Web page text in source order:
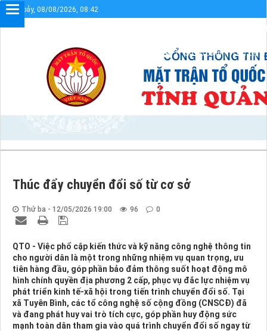
Thứ bảy, 08/08/2026, 08:42
Chào mừng bạn đến với Cổng thông tin điện tử UBMTTQVN tỉnh
Sơ đồ cổng Liên kết
Thúc đẩy chuyển đổi số từ cơ sở
Thứ ba - 12/05/2026 19:00 96 0
QTO - Việc phổ cập kiến thức và kỹ năng công nghệ thông tin
cho người dân là một trong những nhiệm vụ quan trọng, ưu
tiên hàng đầu, góp phần bảo đảm thông suốt hoạt động mô
hình chính quyền địa phương 2 cấp, phục vụ đắc lực nhiệm vụ
phát triển kinh tế-xã hội trong tiến trình chuyển đổi số. Tại
xã Tuyên Bình, các tổ công nghệ số cộng đồng (CNSCĐ) đã
và đang phát huy vai trò tích cực, góp phần huy động sức
mạnh toàn dân tham gia vào quá trình chuyển đổi số ngay từ